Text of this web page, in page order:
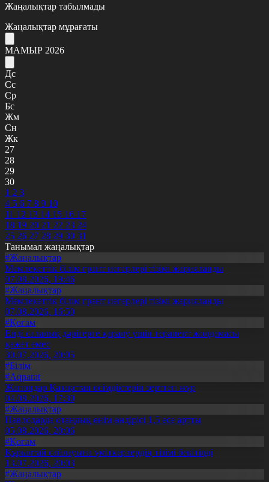
Жаңалықтар табылмады
Жаңалықтар мұрағаты
МАМЫР 2026
Дс
Сс
Ср
Бс
Жм
Сн
Жк
27
28
29
30
1 2 3
4 5 6 7 8 9 10
11 12 13 14 15 16 17
18 19 20 21 22 23 24
25 26 27 28 29 30 31
Танымал жаңалықтар
#Жаңалықтар
Мемлекеттік білім грант иегерлері тізімі жарияланды
07.08.2026, 19:46
#Жаңалықтар
Мемлекеттік білім грант иегерлері тізімі жарияланды
07.08.2026, 16:50
#Қоғам
Енді салалық дәрігерге қаралу үшін терапевт жолдамасы
қажет емес
30.07.2026, 20:05
#Білім
#Aqparat
Жапондар Қазақстан өсімдіктерін зерттеп жүр
04.08.2026, 17:30
#Жаңалықтар
Павлодарда отандық өнім өндірісі 1,5 есе артты
05.08.2026, 20:06
#Қоғам
Құрылтай сайлауына үміткерлердің тізімі бекітілді
13.07.2026, 20:03
#Жаңалықтар